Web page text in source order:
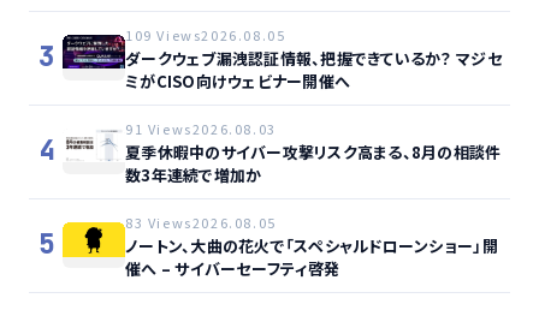
3
109 Views2026.08.05
ダークウェブ漏洩認証情報、把握できているか？ マジセ
ミがCISO向けウェビナー開催へ
4
91 Views2026.08.03
夏季休暇中のサイバー攻撃リスク高まる、8月の相談件
数3年連続で増加か
5
83 Views2026.08.05
ノートン、大曲の花火で「スペシャルドローンショー」開
催へ – サイバーセーフティ啓発